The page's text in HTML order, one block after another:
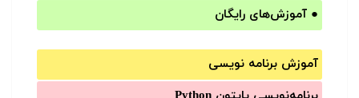
● آموزش‌های رایگان
آموزش برنامه نویسی